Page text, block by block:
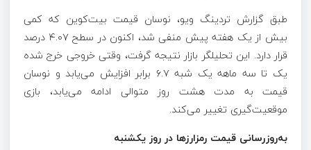
طبق گزارش تردینگ ویو، نوسان قیمت بیت‌کوین که کمی
بیش از یک هفته پیش منفی شد، اکنون در سطح ۴.۰۷ درصد
قرار دارد. این تحلیلگر بازار نتیجه گرفت، وقتی خروجی خرج‌ شده
یک تا سه ماهه یک شبه ۶.۷ برابر افزایش می‌یابد و نوسان
قیمت به مدت هشت روز متوالی ادامه می‌یابد، بازی
موقعیت‌گیری تغییر می‌کند.
به‌روزرسانی قیمت رمزارزها در روز یکشنبه